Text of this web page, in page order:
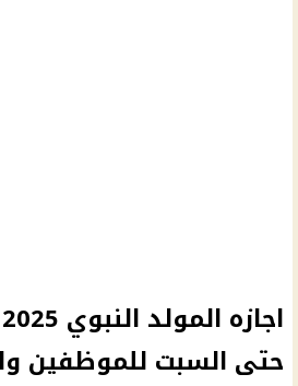
حتى السبت للموظفين